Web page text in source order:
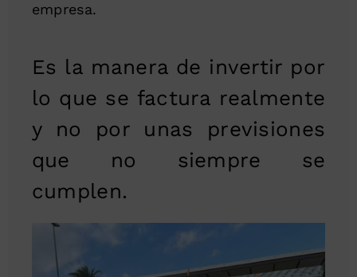
empresa.
Es la manera de invertir por
lo que se factura realmente
y no por unas previsiones
que no siempre se
cumplen.